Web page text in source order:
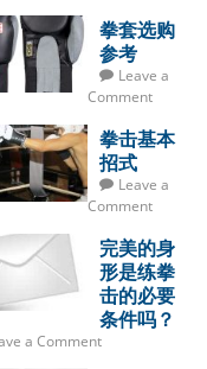
拳套选购
参考
Leave a
Comment
拳击基本
招式
Leave a
Comment
完美的身
形是练拳
击的必要
条件吗？
a Comment